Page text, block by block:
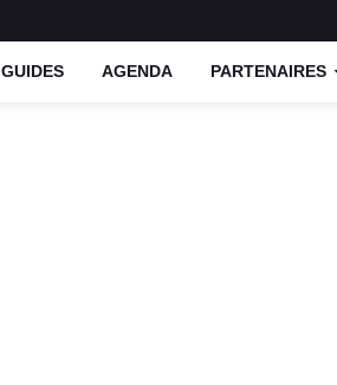
GUIDES AGENDA PARTENAIRES